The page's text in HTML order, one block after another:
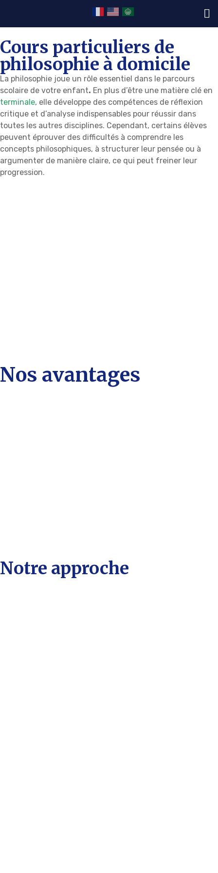
Cours particuliers de
philosophie à domicile
La philosophie joue un rôle essentiel dans le parcours
scolaire de votre enfant. En plus d’être une matière clé en
terminale, elle développe des compétences de réflexion
critique et d’analyse indispensables pour réussir dans
toutes les autres disciplines. Cependant, certains élèves
peuvent éprouver des difficultés à comprendre les
concepts philosophiques, à structurer leur pensée ou à
argumenter de manière claire, ce qui peut freiner leur
progression.
Nos avantages
Notre approche